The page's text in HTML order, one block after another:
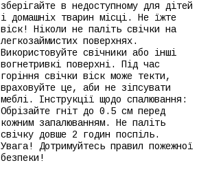
зберігайте в недоступному для дітей
і домашніх тварин місці. Не їжте
віск! Ніколи не паліть свічки на
легкозаймистих поверхнях.
Використовуйте свічники або інші
вогнетривкі поверхні. Під час
горіння свічки віск може текти,
враховуйте це, аби не зіпсувати
меблі. Інструкції щодо спалювання:
Обрізайте гніт до 0.5 см перед
кожним запалюванням. Не паліть
свічку довше 2 годин поспіль.
Увага! Дотримуйтесь правил пожежної
безпеки!